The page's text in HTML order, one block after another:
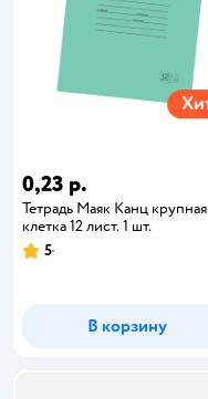
0,23 р.
Тетрадь Маяк Канц крупная
клетка 12 лист. 1 шт.
5
В корзину